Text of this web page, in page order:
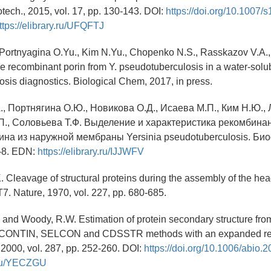
2015, vol. 17, pp. 130-143. DOI: https://doi.org/10.1007/
elibrary.ru/UFQFTJ
O.Yu., Kim N.Yu., Chopenko N.S., Rasskazov
recombinant porin from Y. pseudotuberculosis in a water-
diagnostics. Biological Chem, 2017, in press.
Портнягина О.Ю., Новикова О.Д., Исаева М.П., Ким Н.Ю.,
Соловьева Т.Ф. Выделение и характеристика
из наружной мембраны Yersinia pseudotuberculosis.
EDN: https://elibrary.ru/IJJWFV
Cleavage of structural proteins during the assembly of the
Nature, 1970, vol. 227, pp. 680-685.
Woody, R.W. Estimation of protein secondary structure
SELCON and CDSSTR methods with an expanded
vol. 287, pp. 252-260. DOI: https://doi.org/10.1006/
YECZGU